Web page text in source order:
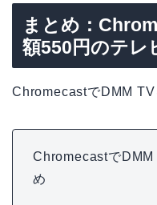
まとめ：
額550円のテレ
ChromecastでDMM TV
ChromecastでDMM
め